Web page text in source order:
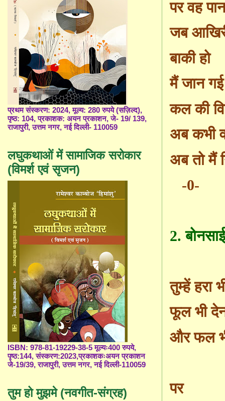
पर वह
जब
बाकी हो
मैं जान गई
कल की
अब कभी
अब तो मैं
-
2.
तुम्हें हरा
फूल भी
और फल
पर
प्रथम संस्करण: 2024, मूल्य: 280 रुपये (सज़िल्द),
पृष्ठ: 104, प्रकाशक: अयन प्रकाशन, जे- 19/ 139,
राजापुरी, उत्तम नगर, नई दिल्ली- 110059
लघुकथाओं में सामाजिक सरोकार
(विमर्श एवं सृजन)
ISBN: 978-81-19229-38-5 मूल्यः400 रुपये,
पृष्ठ:144, संस्करण:2023,प्रकाशकःअयन प्रकाशन
जे-19/39, राजापुरी, उत्तम नगर, नई दिल्ली-110059
तुम हो मुझमे (नवगीत-संग्रह)